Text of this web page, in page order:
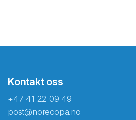
Kontakt oss
+47 41 22 09 49
post@norecopa.no